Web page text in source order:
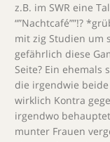
z.B. im SWR eine
“”Nachtcafé””!?
mit zig Studien um
gefährlich diese
Seite? Ein ehemals
die irgendwie
wirklich Kontra
irgendwo
munter Frauen